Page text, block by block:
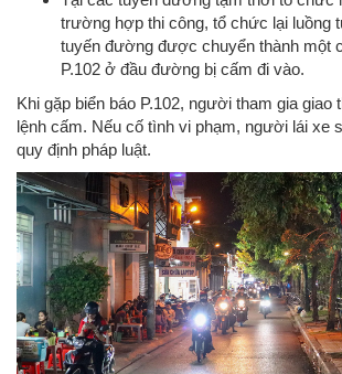
trường hợp thi công, tổ chức lại luồng
tuyến đường được chuyển thành một
P.102 ở đầu đường bị cấm đi vào.
Khi gặp biển báo P.102, người tham gia giao
lệnh cấm. Nếu cố tình vi phạm, người lái xe
quy định pháp luật.